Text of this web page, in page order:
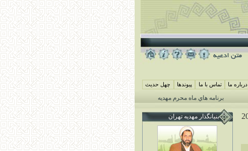
چهل حديث پيوندها تماس با ما درباره ما
برنامه هاي ماه محرم مهديه تهران 1405 همايش شيرخوارگان حسيني ( جمعه 29 خرداد ماه 4 محرم 1448)
بنيانگذار مهديه تهران